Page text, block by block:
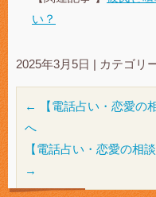
い？
2025年3月5日 | カテゴリ
←
【電話占い・恋愛の
へ
【電話占い・恋愛の相
→